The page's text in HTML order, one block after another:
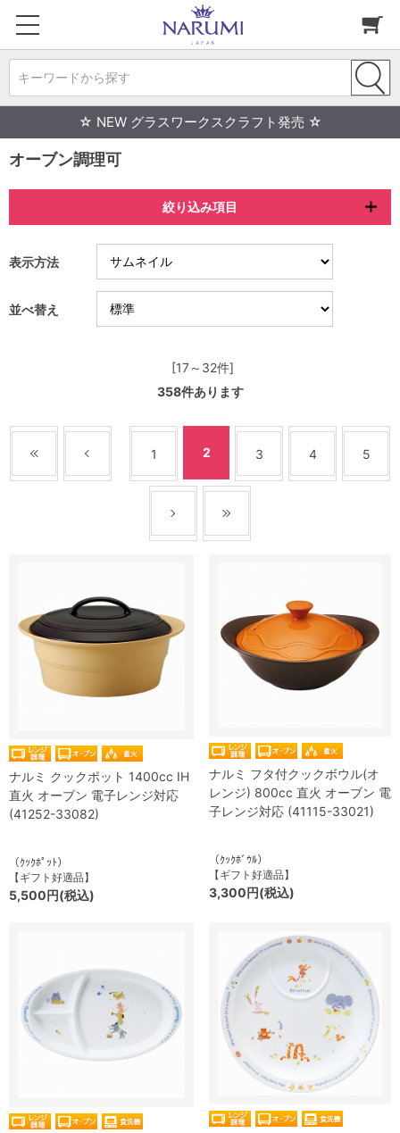
キーワードから探す
☆ NEW グラスワークスクラフト発売 ☆
オーブン調理可
絞り込み項目
表示方法
並べ替え
[17～32件]
358件あります
1 2 3 4 5
ナルミ クックポット 1400cc IH
直火 オーブン 電子レンジ対応
(41252-33082)
（ｸｯｸﾎﾟｯﾄ）
【ギフト好適品】
5,500円(税込)
ナルミ フタ付クックボウル(オ
レンジ) 800cc 直火 オーブン 電
子レンジ対応 (41115-33021)
（ｸｯｸﾎﾞｳﾙ）
【ギフト好適品】
3,300円(税込)